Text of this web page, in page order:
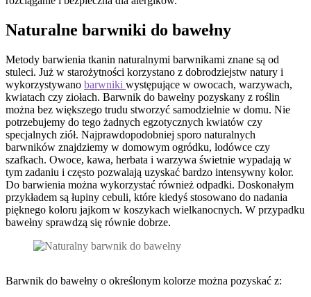
Naturalne barwniki do bawełny
Metody barwienia tkanin naturalnymi barwnikami znane są od
stuleci. Już w starożytności korzystano z dobrodziejstw natury i
wykorzystywano barwniki występujące w owocach, warzywach,
kwiatach czy ziołach. Barwnik do bawełny pozyskany z roślin
można bez większego trudu stworzyć samodzielnie w domu. Nie
potrzebujemy do tego żadnych egzotycznych kwiatów czy
specjalnych ziół. Najprawdopodobniej sporo naturalnych
barwników znajdziemy w domowym ogródku, lodówce czy
szafkach. Owoce, kawa, herbata i warzywa świetnie wypadają w
tym zadaniu i często pozwalają uzyskać bardzo intensywny kolor.
Do barwienia można wykorzystać również odpadki. Doskonałym
przykładem są łupiny cebuli, które kiedyś stosowano do nadania
pięknego koloru jajkom w koszykach wielkanocnych. W przypadku
bawełny sprawdzą się równie dobrze.
Barwnik do bawełny o określonym kolorze można pozyskać z: